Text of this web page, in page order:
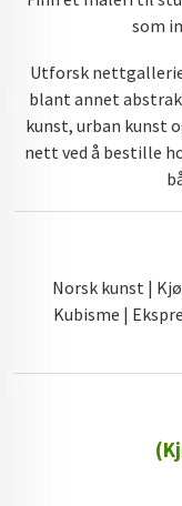
som
Utforsk
blant annet
kunst, urban kunst
nett ved å bestille
Norsk kunst |
Kubisme |